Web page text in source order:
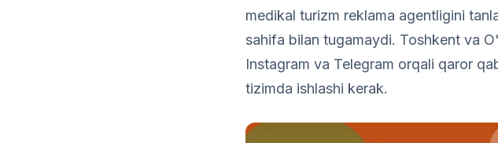
medikal turizm reklama agentligini
sahifa bilan tugamaydi. Toshkent va
Instagram va Telegram orqali qaror
tizimda ishlashi kerak.